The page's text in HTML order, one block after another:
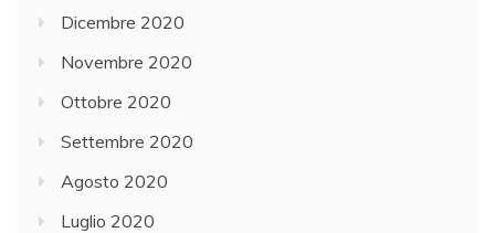
Dicembre 2020
Novembre 2020
Ottobre 2020
Settembre 2020
Agosto 2020
Luglio 2020